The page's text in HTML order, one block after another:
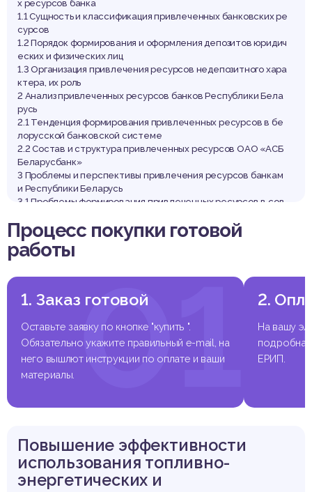
х ресурсов банка
1.1 Сущность и классификация привлеченных банковских ре
сурсов
1.2 Порядок формирования и оформления депозитов юридич
еских и физических лиц
1.3 Организация привлечения ресурсов недепозитного хара
ктера, их роль
2 Анализ привлеченных ресурсов банков Республики Бела
русь
2.1 Тенденция формирования привлеченных ресурсов в бе
лорусской банковской системе
2.2 Состав и структура привлеченных ресурсов ОАО «АСБ
Беларусбанк»
3 Проблемы и перспективы привлечения ресурсов банкам
и Республики Беларусь
3.1 Проблемы формирования привлеченных ресурсов в сов
3.2 Пути совершенствования деятельности банков в обла
сти привлечения ресурсов
Заключение
Выдержка из работы
Процесс покупки готовой
работы
01
1. Заказ готовой
Оставьте заявку по кнопке "купить ".
Обязательно укажите правильный e-mail, на
него вышлют инструкции по оплате и ваши
материалы.
2.
На вашу
подробная
ЕРИП.
Повышение эффективности
использования топливно-
энергетических и